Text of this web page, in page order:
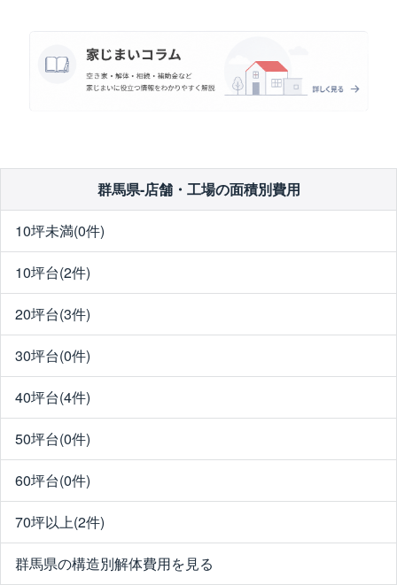
群馬県-店舗・工場の面積別費用
10坪未満(0件)
10坪台(2件)
20坪台(3件)
30坪台(0件)
40坪台(4件)
50坪台(0件)
60坪台(0件)
70坪以上(2件)
群馬県の構造別解体費用を見る